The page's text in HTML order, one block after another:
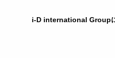
i-D international Group